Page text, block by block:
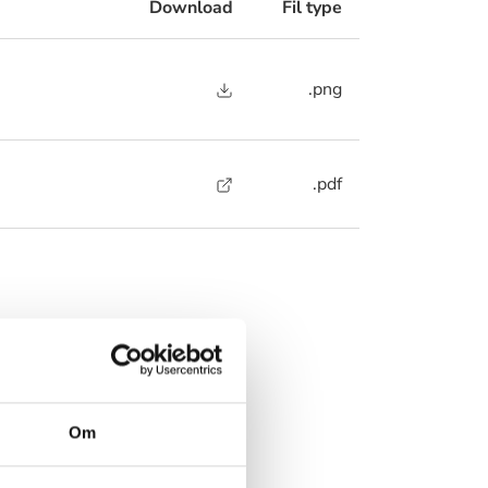
Om
Download Fil type
.png
.pdf